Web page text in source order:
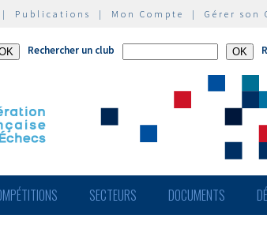
| Publications | Mon Compte | Gérer son
Rechercher un club
SECTEURS DOCUMENTS